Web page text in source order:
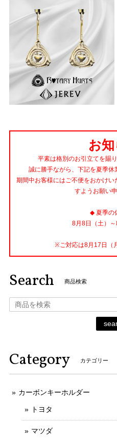
お
平素は格別のお引立てを賜
誠に勝手ながら、下記を夏季休
期間中お客様にはご不便をおかけ
すようお願い
◆ 夏季の
8月8日（土）～
※ご対応は8月17日（
Search 商品検索
Category カテゴリー
カーボンキーホルダー
トヨタ
マツダ